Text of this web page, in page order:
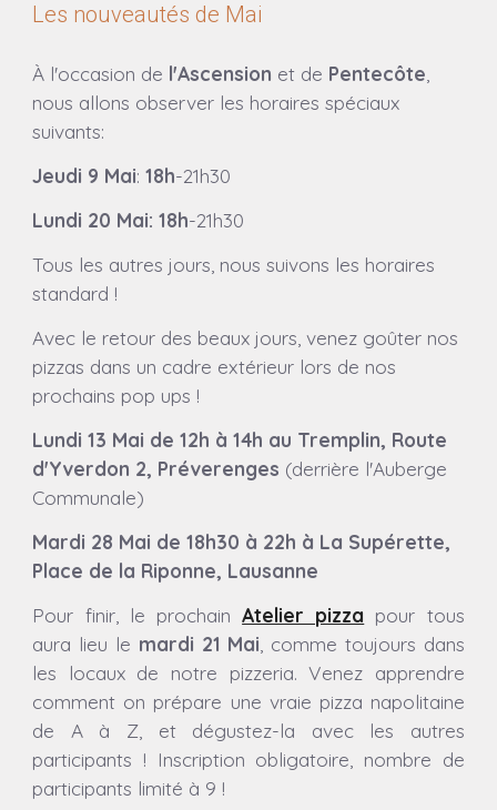
Les nouveautés de Mai
À l'occasion de l'Ascension et de Pentecôte
nous allons observer les horaires spéciaux
suivants:
Jeudi 9 Mai:18h-21h30
Lundi 20 Mai: 18h-21h30
Tous les autres jours, nous suivons les horaires
standard !
Avec le retour des beaux jours, venez goûter nos
pizzas dans un cadre extérieur lors de nos
prochains pop ups !
Lundi 13 Mai de 12h à 14h au Tremplin, Route
d'Yverdon 2, Préverenges (derrière l'Auberge
Communale)
Mardi 28 Mai de 18h30 à 22h à La Supérette,
Place de la Riponne, Lausanne
Pour finir, le prochainAtelier pizza pour tous
aura lieu le mardi 21 Mai , comme toujours dans
les locaux de notre pizzeria. Venez apprendre
comment on prépare une vraie pizza napolitaine
de A à Z, et dégustez-la avec les autres
participants ! Inscription obligatoire, nombre de
participants limité à 9 !